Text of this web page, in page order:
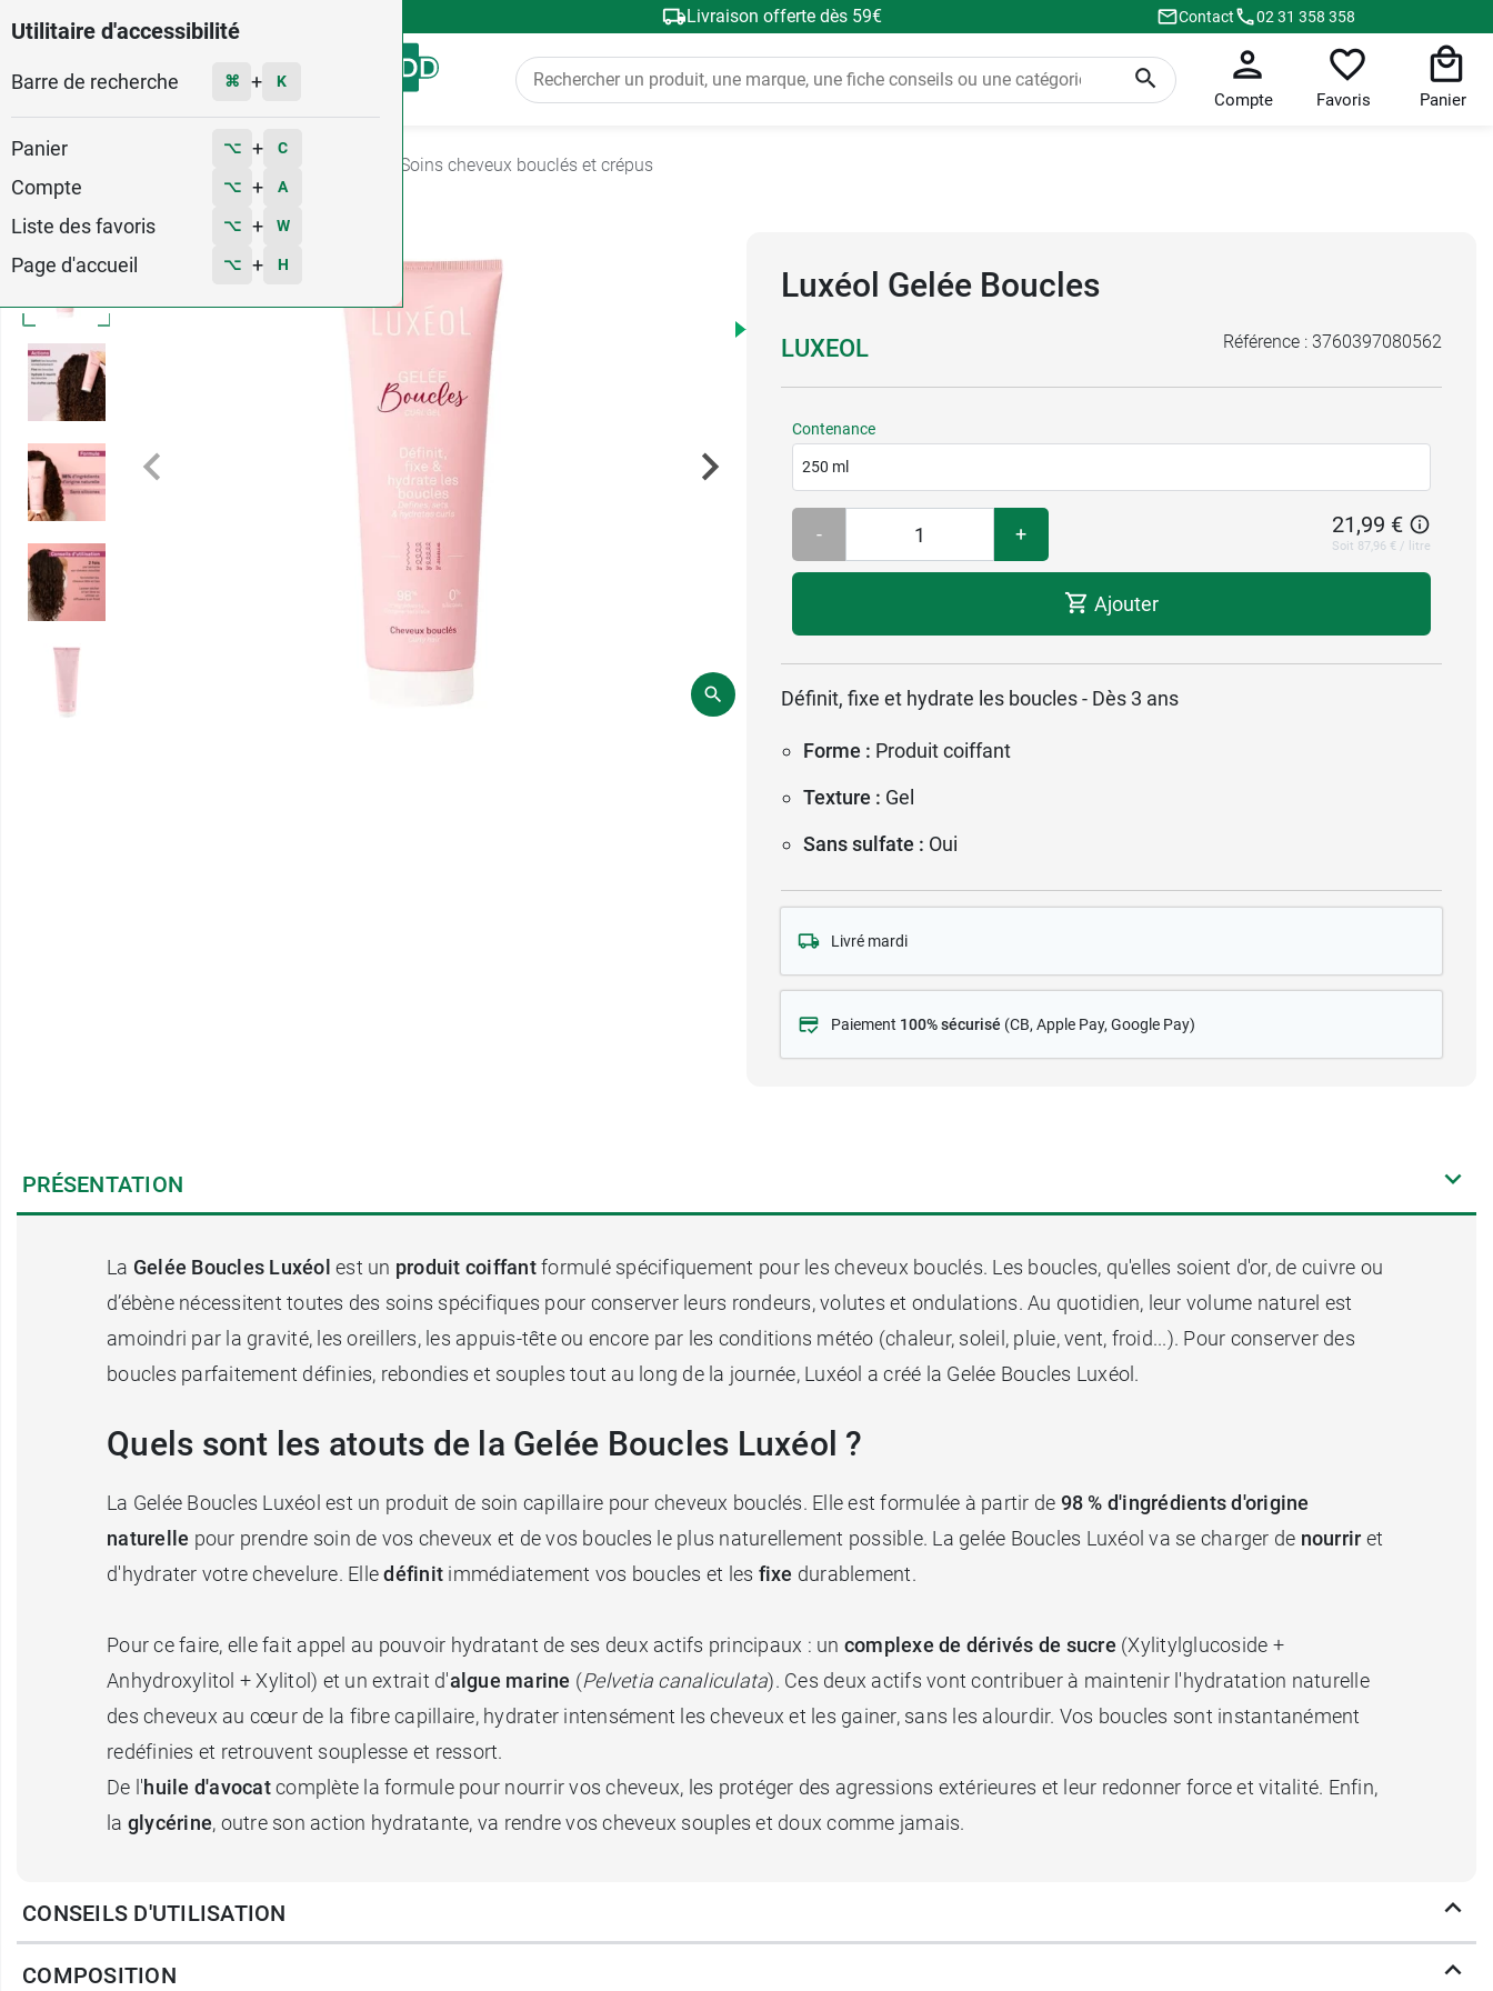
Utilitaire d'accessibilité
Barre de recherche ⌘ + K
Panier ⌥ + C
Compte ⌥ + A
Liste des favoris ⌥ + W
Page d'accueil ⌥ + H
Livraison offerte dès 59€ Contact 02 31 358 358
Menu
Compte Favoris Panier
Soins cheveux bouclés et crépus
Luxéol Gelée Boucles
LUXEOL Référence : 3760397080562
Contenance
250 ml
- + 21,99 €
Soit 87,96 € / litre
Ajouter
Définit, fixe et hydrate les boucles - Dès 3 ans
Forme : Produit coiffant
Texture : Gel
Sans sulfate : Oui
Livré mardi
Paiement 100% sécurisé (CB, Apple Pay, Google Pay)
PRÉSENTATION
La Gelée Boucles Luxéol est un produit coiffantformulé spécifiquement pour les cheveux bouclés. Les boucles, qu'elles soient d'or, de cuivre ou
d’ébène nécessitent toutes des soins spécifiques pour conserver leurs rondeurs, volutes et ondulations. Au quotidien, leur volume naturel est
amoindri par la gravité, les oreillers, les appuis-tête ou encore par les conditions météo (chaleur, soleil, pluie, vent, froid...). Pour conserver des
boucles parfaitement définies, rebondies et souples tout au long de la journée, Luxéol a créé la Gelée Boucles Luxéol.
Quels sont les atouts de la Gelée Boucles Luxéol ?
La Gelée Boucles Luxéol est un produit de soin capillaire pour cheveux bouclés. Elle est formulée à partir de 98 % d'ingrédients d'origine
naturelle pour prendre soin de vos cheveux et de vos boucles le plus naturellement possible. La gelée Boucles Luxéol va se charger de nourrir et
d'hydrater votre chevelure. Elledéfinit immédiatement vos boucles et les fixe durablement.
Pour ce faire, elle fait appel au pouvoir hydratant de ses deux actifs principaux : un complexe de dérivés de sucre (Xylitylglucoside +
Anhydroxylitol + Xylitol) et un extrait d'algue marine (Pelvetia canaliculata). Ces deux actifs vont contribuer à maintenir l'hydratation naturelle
des cheveux au cœur de la fibre capillaire, hydrater intensément les cheveux et les gainer, sans les alourdir. Vos boucles sont instantanément
redéfinies et retrouvent souplesse et ressort.
De l'huile d'avocatcomplète la formule pour nourrir vos cheveux, les protéger des agressions extérieures et leur redonner force et vitalité. Enfin,
la glycérine, outre son action hydratante, va rendre vos cheveux souples et doux comme jamais.
absorbée par les cheveux, sans les graisser et sans effet carton, et sa fragrance douce et durable vous accompagnera tout au long de la
journée.
CONSEILS D'UTILISATION
COMPOSITION